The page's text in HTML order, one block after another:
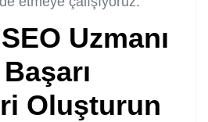
Uzmanı
Oluşturun